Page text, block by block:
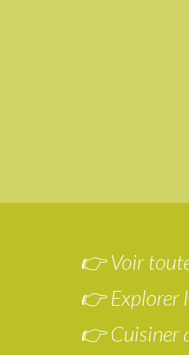
👉 Voir
👉 Explorer
👉 Cuisiner